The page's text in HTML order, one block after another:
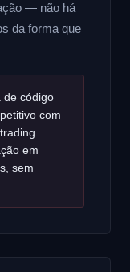
— não há
da forma que
de código
com
em
sem